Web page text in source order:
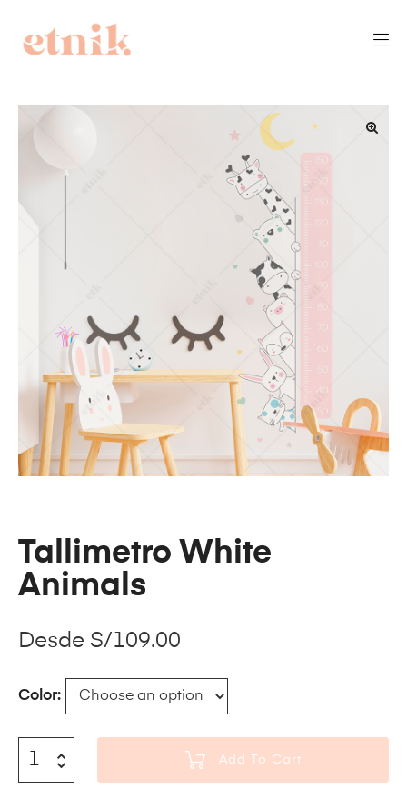
Tallimetro White
Animals
Desde S/109.00
Color
Add To Cart